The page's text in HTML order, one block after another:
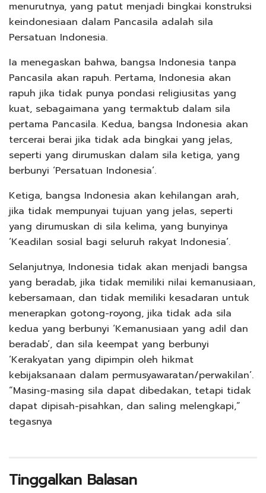
menurutnya, yang patut menjadi bingkai konstruksi
keindonesiaan dalam Pancasila adalah sila
Persatuan Indonesia.
Ia menegaskan bahwa, bangsa Indonesia tanpa
Pancasila akan rapuh. Pertama, Indonesia akan
rapuh jika tidak punya pondasi religiusitas yang
kuat, sebagaimana yang termaktub dalam sila
pertama Pancasila. Kedua, bangsa Indonesia akan
tercerai berai jika tidak ada bingkai yang jelas,
seperti yang dirumuskan dalam sila ketiga, yang
berbunyi ‘Persatuan Indonesia’.
Ketiga, bangsa Indonesia akan kehilangan arah,
jika tidak mempunyai tujuan yang jelas, seperti
yang dirumuskan di sila kelima, yang bunyinya
‘Keadilan sosial bagi seluruh rakyat Indonesia’.
Selanjutnya, Indonesia tidak akan menjadi bangsa
yang beradab, jika tidak memiliki nilai kemanusiaan,
kebersamaan, dan tidak memiliki kesadaran untuk
menerapkan gotong-royong, jika tidak ada sila
kedua yang berbunyi ‘Kemanusiaan yang adil dan
beradab’, dan sila keempat yang berbunyi
‘Kerakyatan yang dipimpin oleh hikmat
kebijaksanaan dalam permusyawaratan/perwakilan’.
“Masing-masing sila dapat dibedakan, tetapi tidak
dapat dipisah-pisahkan, dan saling melengkapi,”
tegasnya
Tinggalkan Balasan